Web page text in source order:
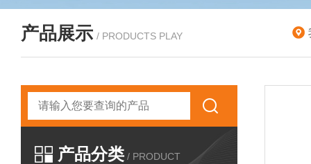
产品展示 / PRODUCTS PLAY
产品分类 / PRODUCT